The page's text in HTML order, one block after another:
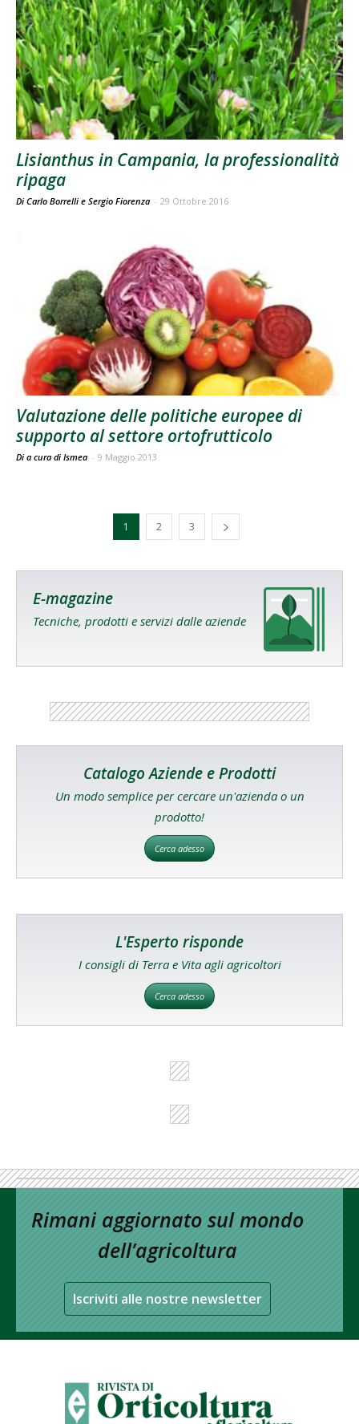
Lisianthus in Campania, la professionalità
ripaga
Di Carlo Borrelli e Sergio Fiorenza - 29 Ottobre 2016
Valutazione delle politiche europee di
supporto al settore ortofrutticolo
Di a cura di Ismea - 9 Maggio 2013
1 2 3
E-magazine
Tecniche, prodotti e servizi dalle aziende
Catalogo Aziende e Prodotti
Un modo semplice per cercare un'azienda o un
prodotto!
Cerca adesso
L'Esperto risponde
I consigli di Terra e Vita agli agricoltori
Cerca adesso
Rimani aggiornato sul mondo
dell’agricoltura
Iscriviti alle nostre newsletter